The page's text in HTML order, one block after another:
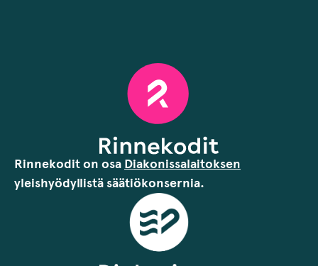
Rinnekodit on osa Diakonissalaitoksen
yleishyödyllistä säätiökonsernia.